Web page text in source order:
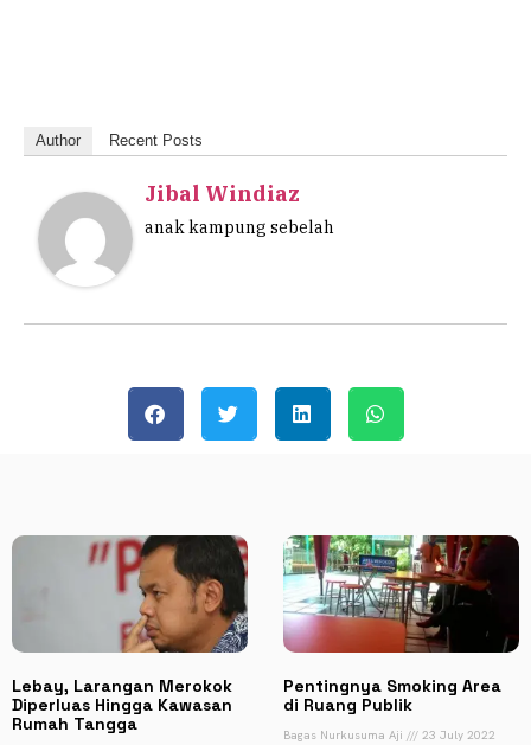
Author Recent Posts
Jibal Windiaz
anak kampung sebelah
Lebay, Larangan Merokok
Diperluas Hingga Kawasan
Rumah Tangga
Pentingnya Smoking Area
di Ruang Publik
Bagas Nurkusuma Aji 23 July 2022